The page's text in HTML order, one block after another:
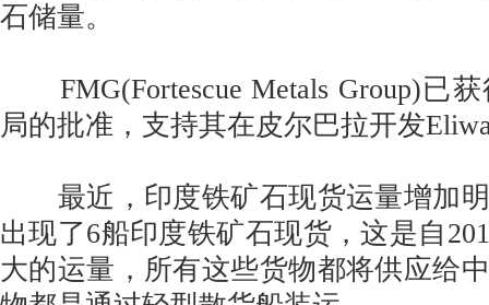
石储量。
FMG(Fortescue Metals Group)已
局的批准，支持其在皮尔巴拉开发
最近，印度铁矿石现货运量增加明
出现了6船印度铁矿石现货，这是自
大的运量，所有这些货物都将供应给